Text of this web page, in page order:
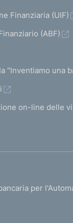
Finanziaria (UIF)
(ABF)
"Inventiamo una
on-line delle
per